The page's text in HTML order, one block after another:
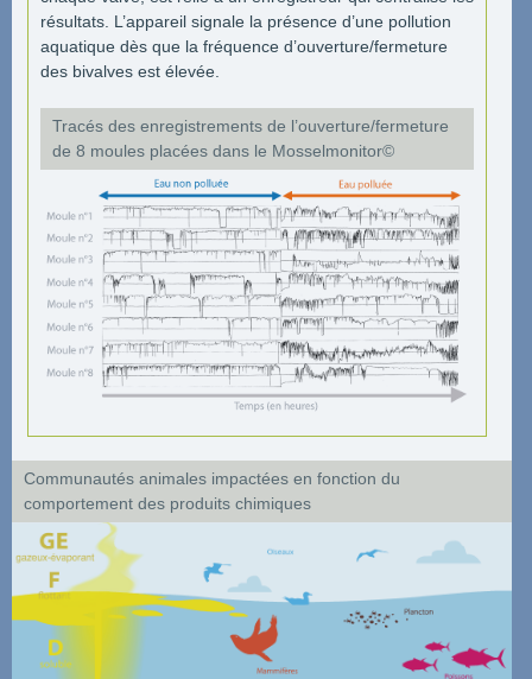
résultats. L’appareil signale la présence d’une pollution
aquatique dès que la fréquence d’ouverture/fermeture
des bivalves est élevée.
Tracés des enregistrements de l’ouverture/fermeture
de 8 moules placées dans le Mosselmonitor©
Communautés animales impactées en fonction du
comportement des produits chimiques